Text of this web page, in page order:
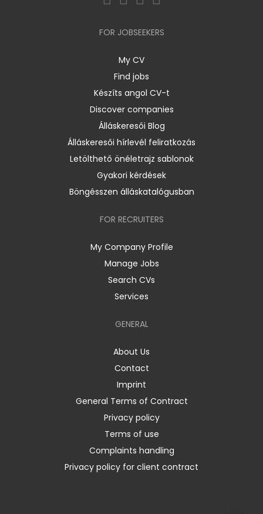
FOR JOBSEEKERS
My CV
Find jobs
Készíts angol CV-t
Discover companies
Álláskeresői Blog
Álláskeresői hírlevél feliratkozás
Letölthető önéletrajz sablonok
Gyakori kérdések
Böngésszen álláskatalógusban
FOR RECRUITERS
My Company Profile
Manage Jobs
Search CVs
Services
GENERAL
About Us
Contact
Imprint
General Terms of Contract
Privacy policy
Terms of use
Complaints handling
Privacy policy for client contract